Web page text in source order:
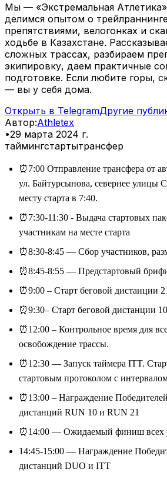
Мы — «Экстремальная
делимся опытом о
препятствиями, велогонках и
ходьбе в Казахстане.
сложных трассах, разбираем
экипировку, даем практичные
подготовке. Если любите горы,
— вы у себя дома.
Открыть в TelegramДругие
Автор:Athletex
•29 марта 2024 г.
таймингстартытрансфер
⏰7:00 Отправление трансфера от
ул. Байтурсынова, севернее улицы
месту старта в 7:40.
⏰7:30-11:30 - Выдача стартовых
участникам на месте старта
⏰8:30-8:45 — Сбор участников,
⏰8:45-8:55 — Предстартовый
⏰9:00 – Старт беговой дистанции
⏰9:30– Старт беговой дистанции
⏰12:00 – Контрольное время для
освобождение трассы.
⏰12:30 — Запуск таймера ITT.
стартовым протоколом с
⏰13:00 – Награждение
дистанций RUN 10 и RUN 21
⏰14:00 — Ожидаемый финиш всех
14:45-15:00 — Награждение
дистанций DUO и ITT